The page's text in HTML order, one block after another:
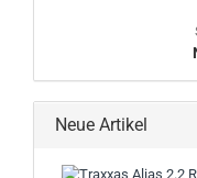
Neue Artikel